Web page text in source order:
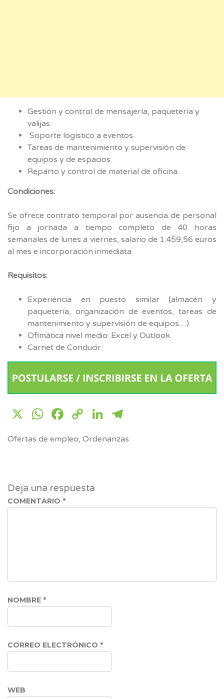
Gestión y control de mensajería, paquetería y
valijas.
Soporte logístico a eventos.
Tareas de mantenimiento y supervisión de
equipos y de espacios.
Reparto y control de material de oficina.
Condiciones:
Se ofrece contrato temporal por ausencia de personal
fijo a jornada a tiempo completo de 40 horas
semanales de lunes a viernes, salario de 1.459,56 euros
al mes e incorporación inmediata.
Requisitos:
Experiencia en puesto similar (almacén y
paquetería, organización de eventos, tareas de
mantenimiento y supervisión de equipos…).
Ofimática nivel medio: Excel y Outlook.
Carnet de Conducir.
X WhatsApp
Facebook
CopyLinkedIn
Ofertas de empleo, Ordenanzas
Deja una respuesta
COMENTARIO *
NOMBRE *
CORREO ELECTRÓNICO *
WEB